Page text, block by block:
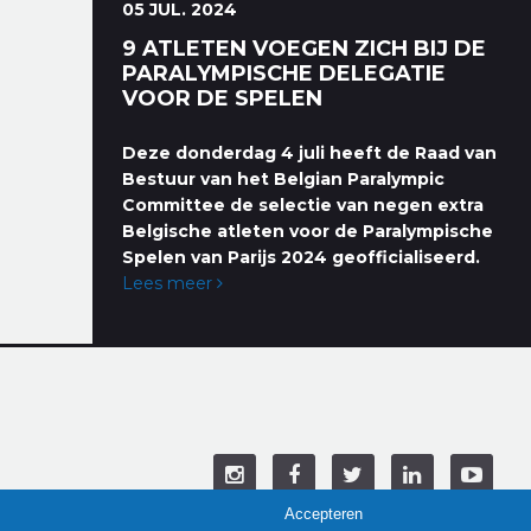
05 JUL. 2024
9 ATLETEN VOEGEN ZICH BIJ DE
PARALYMPISCHE DELEGATIE
VOOR DE SPELEN
Deze donderdag 4 juli heeft de Raad van
Bestuur van het Belgian Paralympic
Committee de selectie van negen extra
Belgische atleten voor de Paralympische
Spelen van Parijs 2024 geofficialiseerd.
Lees meer
Accepteren